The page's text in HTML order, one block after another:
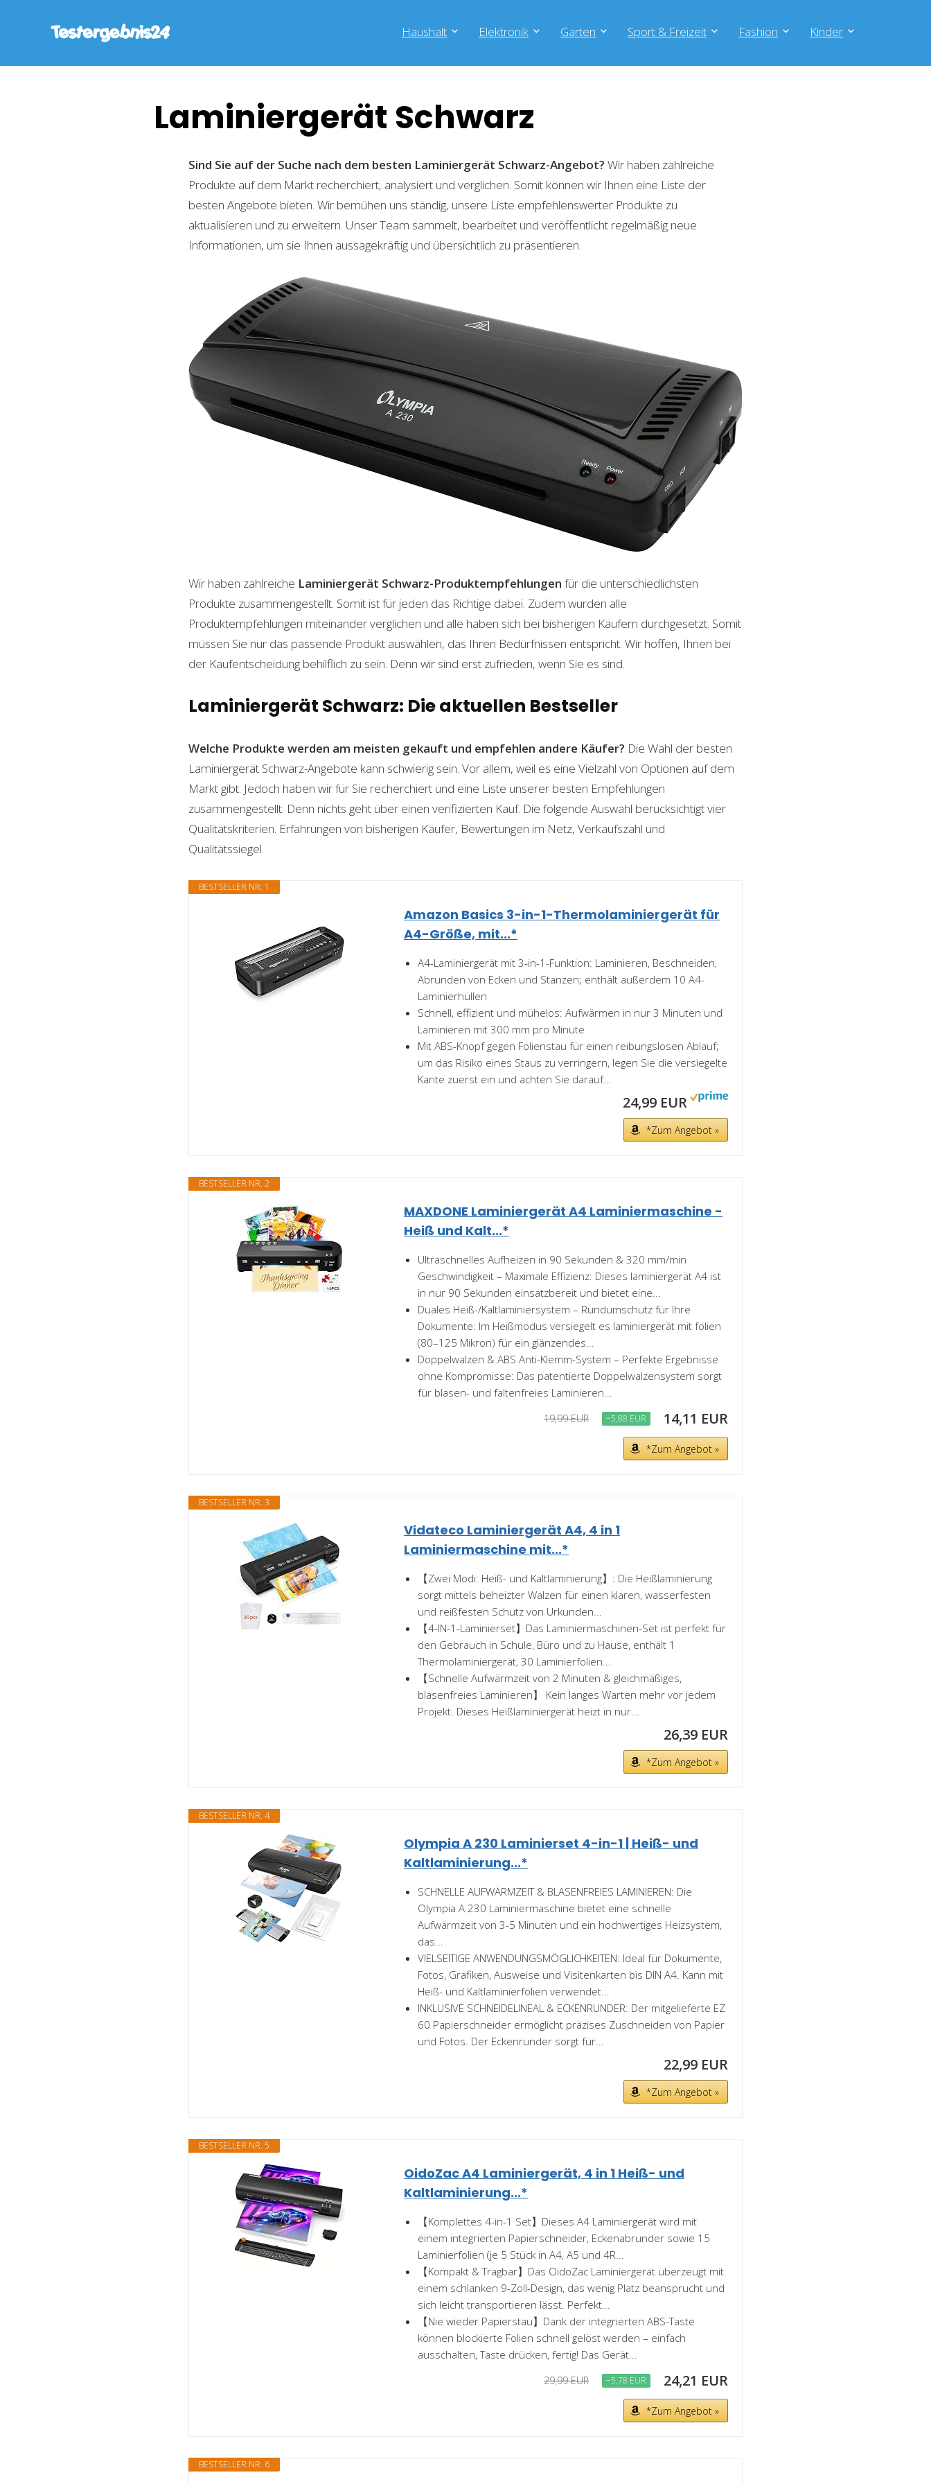
Haushalt Elektronik Garten Sport & Freizeit Fashion Kinder
Laminiergerät Schwarz
Sind Sie auf der Suche nach dem besten Laminiergerät Schwarz-Angebot? Wir haben zahlreiche
Produkte auf dem Markt recherchiert, analysiert und verglichen. Somit können wir Ihnen eine Liste der
besten Angebote bieten. Wir bemühen uns ständig, unsere Liste empfehlenswerter Produkte zu
aktualisieren und zu erweitern. Unser Team sammelt, bearbeitet und veröffentlicht regelmäßig neue
Informationen, um sie Ihnen aussagekräftig und übersichtlich zu präsentieren.
Wir haben zahlreiche Laminiergerät Schwarz-Produktempfehlungen für die unterschiedlichsten
Produkte zusammengestellt. Somit ist für jeden das Richtige dabei. Zudem wurden alle
Produktempfehlungen miteinander verglichen und alle haben sich bei bisherigen Käufern durchgesetzt. Somit
müssen Sie nur das passende Produkt auswählen, das Ihren Bedürfnissen entspricht. Wir hoffen, Ihnen bei
der Kaufentscheidung behilflich zu sein. Denn wir sind erst zufrieden, wenn Sie es sind.
Laminiergerät Schwarz: Die aktuellen Bestseller
Welche Produkte werden am meisten gekauft und empfehlen andere Käufer? Die Wahl der besten
Laminiergerät Schwarz-Angebote kann schwierig sein. Vor allem, weil es eine Vielzahl von Optionen auf dem
Markt gibt. Jedoch haben wir für Sie recherchiert und eine Liste unserer besten Empfehlungen
zusammengestellt. Denn nichts geht über einen verifizierten Kauf. Die folgende Auswahl berücksichtigt vier
Qualitätskriterien. Erfahrungen von bisherigen Käufer, Bewertungen im Netz, Verkaufszahl und
Qualitätssiegel.
BESTSELLER NR. 1
Amazon Basics 3-in-1-Thermolaminiergerät für
A4-Größe, mit...*
A4-Laminiergerät mit 3-in-1-Funktion: Laminieren, Beschneiden,
Abrunden von Ecken und Stanzen; enthält außerdem 10 A4-
Laminierhüllen
Schnell, effizient und mühelos: Aufwärmen in nur 3 Minuten und
Laminieren mit 300 mm pro Minute
Mit ABS-Knopf gegen Folienstau für einen reibungslosen Ablauf;
um das Risiko eines Staus zu verringern, legen Sie die versiegelte
Kante zuerst ein und achten Sie darauf...
24,99 EUR
*Zum Angebot »
BESTSELLER NR. 2
MAXDONE Laminiergerät A4 Laminiermaschine -
Heiß und Kalt...*
Ultraschnelles Aufheizen in 90 Sekunden & 320 mm/min
Geschwindigkeit – Maximale Effizienz: Dieses laminiergerät A4 ist
in nur 90 Sekunden einsatzbereit und bietet eine...
Duales Heiß-/Kaltlaminiersystem – Rundumschutz für Ihre
Dokumente: Im Heißmodus versiegelt es laminiergerät mit folien
(80–125 Mikron) für ein glänzendes...
Doppelwalzen & ABS Anti-Klemm-System – Perfekte Ergebnisse
ohne Kompromisse: Das patentierte Doppelwalzensystem sorgt
für blasen- und faltenfreies Laminieren...
19,99 EUR −5,88 EUR 14,11 EUR
*Zum Angebot »
BESTSELLER NR. 3
Vidateco Laminiergerät A4, 4 in 1
Laminiermaschine mit...*
【Zwei Modi: Heiß- und Kaltlaminierung】: Die Heißlaminierung
sorgt mittels beheizter Walzen für einen klaren, wasserfesten
und reißfesten Schutz von Urkunden...
【4-IN-1-Laminierset】Das Laminiermaschinen-Set ist perfekt für
den Gebrauch in Schule, Büro und zu Hause, enthält 1
Thermolaminiergerät, 30 Laminierfolien...
【Schnelle Aufwärmzeit von 2 Minuten & gleichmäßiges,
blasenfreies Laminieren】 Kein langes Warten mehr vor jedem
Projekt. Dieses Heißlaminiergerät heizt in nur...
26,39 EUR
*Zum Angebot »
BESTSELLER NR. 4
Olympia A 230 Laminierset 4-in-1 | Heiß- und
Kaltlaminierung...*
SCHNELLE AUFWÄRMZEIT & BLASENFREIES LAMINIEREN: Die
Olympia A 230 Laminiermaschine bietet eine schnelle
Aufwärmzeit von 3-5 Minuten und ein hochwertiges Heizsystem,
das...
VIELSEITIGE ANWENDUNGSMÖGLICHKEITEN: Ideal für Dokumente,
Fotos, Grafiken, Ausweise und Visitenkarten bis DIN A4. Kann mit
Heiß- und Kaltlaminierfolien verwendet...
INKLUSIVE SCHNEIDELINEAL & ECKENRUNDER: Der mitgelieferte EZ
60 Papierschneider ermöglicht präzises Zuschneiden von Papier
und Fotos. Der Eckenrunder sorgt für...
22,99 EUR
*Zum Angebot »
BESTSELLER NR. 5
OidoZac A4 Laminiergerät, 4 in 1 Heiß- und
Kaltlaminierung...*
【Komplettes 4-in-1 Set】Dieses A4 Laminiergerät wird mit
einem integrierten Papierschneider, Eckenabrunder sowie 15
Laminierfolien (je 5 Stück in A4, A5 und 4R...
【Kompakt & Tragbar】Das OidoZac Laminiergerät überzeugt mit
einem schlanken 9-Zoll-Design, das wenig Platz beansprucht und
sich leicht transportieren lässt. Perfekt...
【Nie wieder Papierstau】Dank der integrierten ABS-Taste
können blockierte Folien schnell gelöst werden – einfach
ausschalten, Taste drücken, fertig! Das Gerät...
29,99 EUR −5,78 EUR 24,21 EUR
*Zum Angebot »
BESTSELLER NR. 6